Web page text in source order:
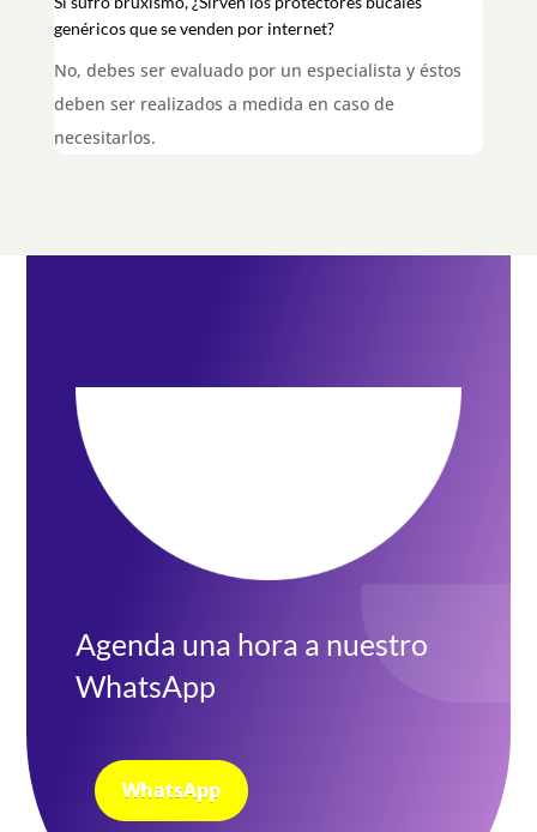
genéricos que se venden por internet?
No, debes ser evaluado por un especialista y éstos
deben ser realizados a medida en caso de
necesitarlos.
Agenda una hora a nuestro
WhatsApp
WhatsApp